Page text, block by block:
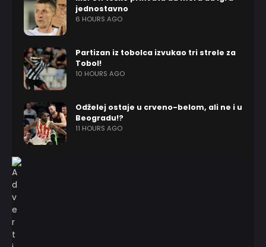
jednostavno
6 HOURS AGO
Partizan iz tobolca izvukao tri strele za
Tobol!
10 HOURS AGO
Odželej ostaje u crveno-belom, ali ne i u
Beogradu!?
11 HOURS AGO